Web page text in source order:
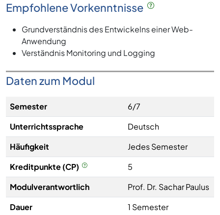
Empfohlene Vorkenntnisse
Grundverständnis des Entwickelns einer Web-
Anwendung
Verständnis Monitoring und Logging
Daten zum Modul
Semester
6/7
Unterrichtssprache
Deutsch
Häufigkeit
Jedes Semester
Kreditpunkte (CP)
5
Modulverantwortlich
Prof. Dr. Sachar Paulus
Dauer
1 Semester